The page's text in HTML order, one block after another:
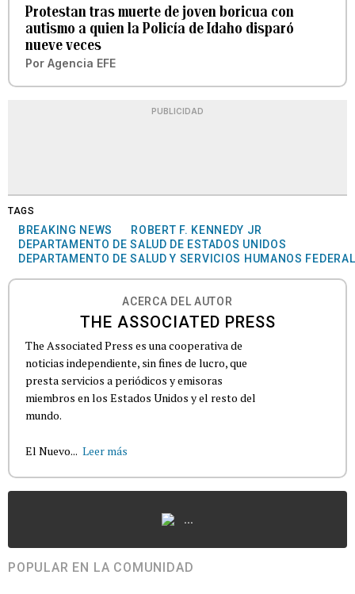
Protestan tras muerte de joven boricua con
autismo a quien la Policía de Idaho disparó
nueve veces
Por Agencia EFE
PUBLICIDAD
TAGS
BREAKING NEWS
ROBERT F. KENNEDY JR
DEPARTAMENTO DE SALUD DE ESTADOS UNIDOS
DEPARTAMENTO DE SALUD Y SERVICIOS HUMANOS FEDERAL
ACERCA DEL AUTOR
THE ASSOCIATED PRESS
The Associated Press es una cooperativa de
noticias independiente, sin fines de lucro, que
presta servicios a periódicos y emisoras
miembros en los Estados Unidos y el resto del
mundo.
El Nuevo... Leer más
...
POPULAR EN LA COMUNIDAD